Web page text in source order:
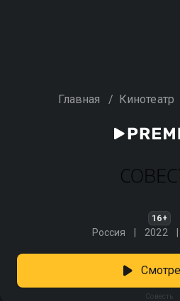
Главная / Кинотеатр
16+
Россия 2022
Совесть